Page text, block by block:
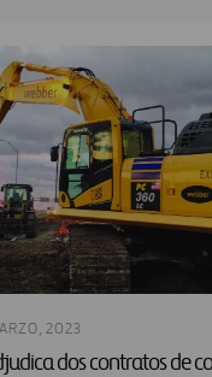
2023
dos contratos de